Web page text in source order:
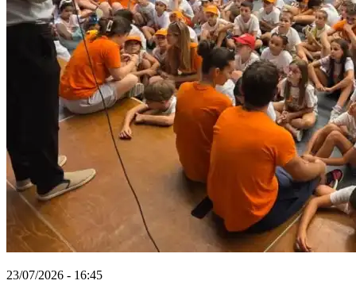
23/07/2026 - 16:45